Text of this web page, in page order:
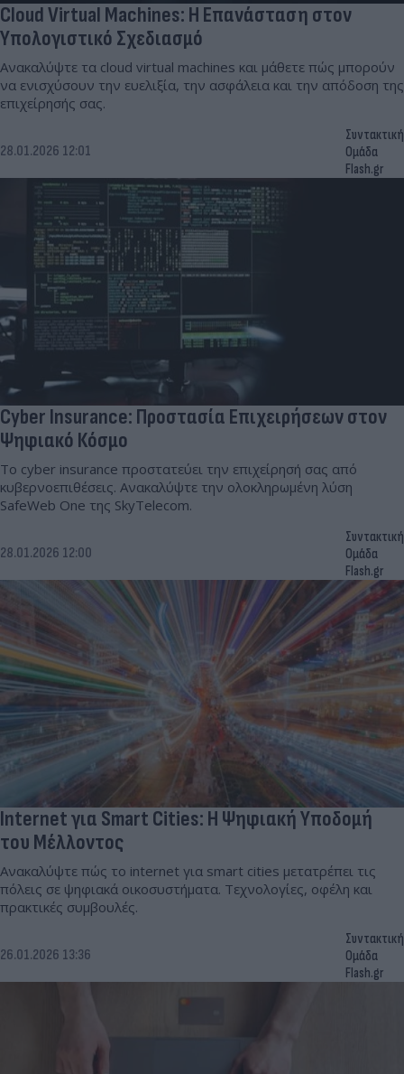
Cloud Virtual Machines: Η Επανάσταση στον
Υπολογιστικό Σχεδιασμό
Ανακαλύψτε τα cloud virtual machines και μάθετε πώς μπορούν
να ενισχύσουν την ευελιξία, την ασφάλεια και την απόδοση της
επιχείρησής σας.
28.01.2026 12:01
Συντακτική
Ομάδα
Flash.gr
Cyber Insurance: Προστασία Επιχειρήσεων στον
Ψηφιακό Κόσμο
Το cyber insurance προστατεύει την επιχείρησή σας από
κυβερνοεπιθέσεις. Ανακαλύψτε την ολοκληρωμένη λύση
SafeWeb One της SkyTelecom.
28.01.2026 12:00
Συντακτική
Ομάδα
Flash.gr
Internet για Smart Cities: Η Ψηφιακή Υποδομή
του Μέλλοντος
Ανακαλύψτε πώς το internet για smart cities μετατρέπει τις
πόλεις σε ψηφιακά οικοσυστήματα. Τεχνολογίες, οφέλη και
πρακτικές συμβουλές.
26.01.2026 13:36
Συντακτική
Ομάδα
Flash.gr